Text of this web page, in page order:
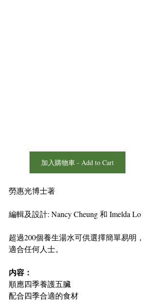
加入購物車 - Add to Cart
勞惠光博士著
編輯及設計: Nancy Cheung 和 Imelda Lo
超過200個養生湯水可供選擇簡單易明，
適合任何人士。
内容：
順應四季養護五臟
配合四季合適的食材